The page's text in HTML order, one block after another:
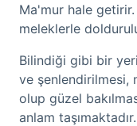
Ma'mur hale
meleklerle
Bilindiği gibi bir
ve şenlendirilmesi,
olup güzel
anlam